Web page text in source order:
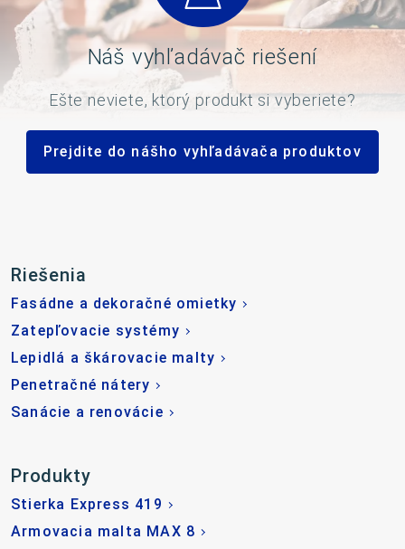
Náš vyhľadávač riešení
Ešte neviete, ktorý produkt si vyberiete?
Prejdite do nášho vyhľadávača produktov
Riešenia
Fasádne a dekoračné omietky
Zatepľovacie systémy
Lepidlá a škárovacie malty
Penetračné nátery
Sanácie a renovácie
Produkty
Stierka Express 419
Armovacia malta MAX 8